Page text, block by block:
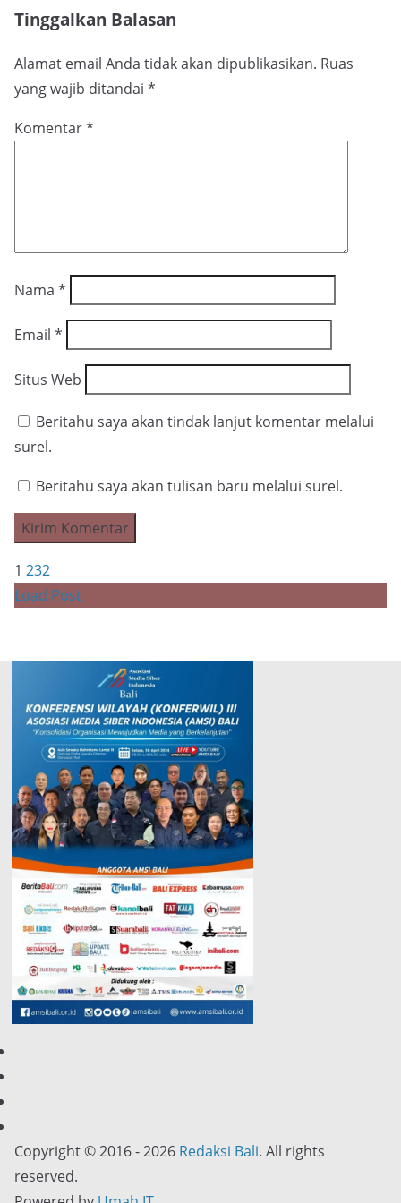
Tinggalkan Balasan
Alamat email Anda tidak akan dipublikasikan. Ruas
yang wajib ditandai *
Komentar*
Nama *
Email *
Situs Web
Beritahu saya akan tindak lanjut komentar melalui
surel.
Beritahu saya akan tulisan baru melalui surel.
1 232
Load Post
Copyright © 2016 - 2026 Redaksi Bali. All rights
reserved.